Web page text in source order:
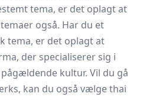
tema, er det oplagt at
også. Har du et
tema, er det oplagt at
der specialiserer sig i
kultur. Vil du gå
kan du også vælgethai